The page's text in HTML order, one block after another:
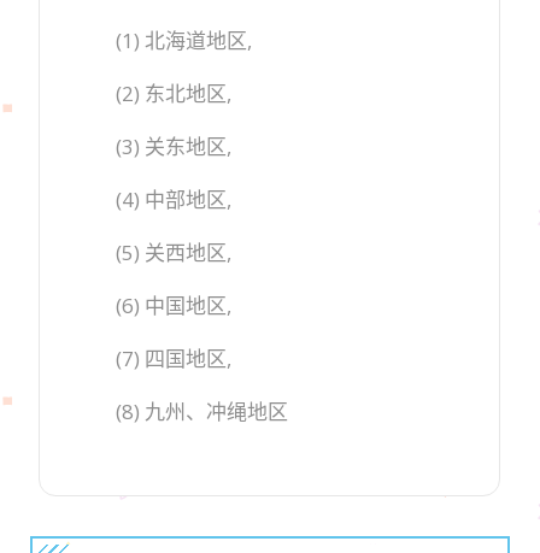
(1) 北海道地区,
(2) 东北地区,
(3) 关东地区,
(4) 中部地区,
(5) 关西地区,
(6) 中国地区,
(7) 四国地区,
(8) 九州、冲绳地区